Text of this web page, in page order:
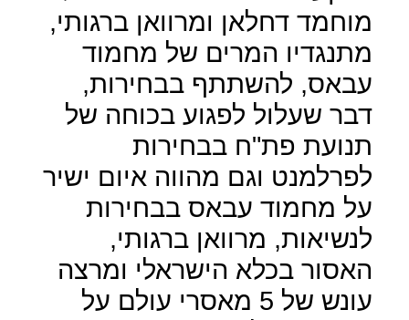
מוחמד דחלאן ומרוואן ברגותי,
מתנגדיו המרים של מחמוד
עבאס, להשתתף בבחירות,
דבר שעלול לפגוע בכוחה של
תנועת פת"ח בבחירות
לפרלמנט וגם מהווה איום ישיר
על מחמוד עבאס בבחירות
לנשיאות, מרוואן ברגותי,
האסור בכלא הישראלי ומרצה
עונש של 5 מאסרי עולם על